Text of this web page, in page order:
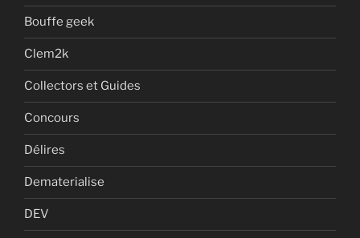
Bouffe geek
Clem2k
Collectors et Guides
Concours
Délires
Dematerialise
DEV